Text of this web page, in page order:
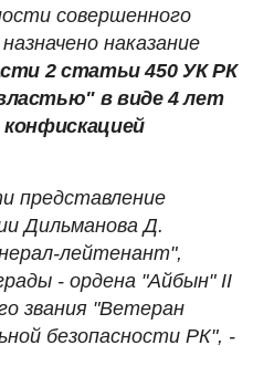
совершенного
наказание
2 статьи 450 УК РК
в виде 4 лет
представление
Дильманова Д.
лейтенант",
- ордена "Айбын" ІІ
звания "Ветеран
безопасности РК", -